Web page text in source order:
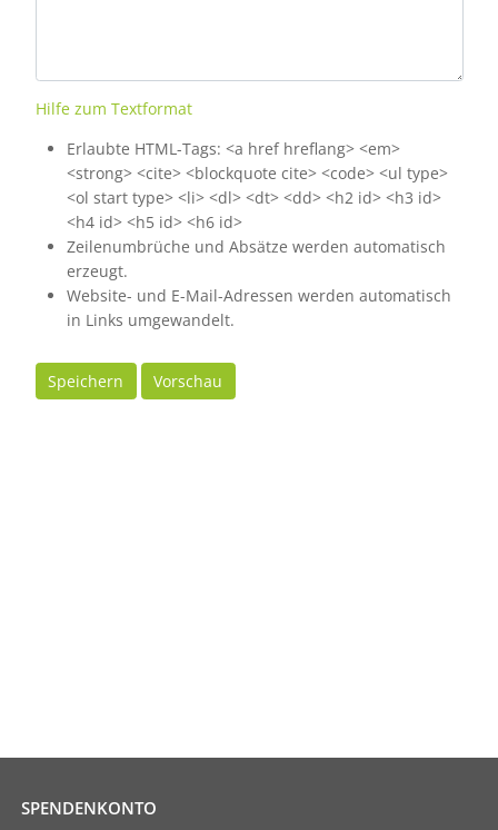
Hilfe zum Textformat
Erlaubte HTML-Tags: <a href hreflang> <em>
<strong> <cite> <blockquote cite> <code> <ul type>
<ol start type> <li> <dl> <dt> <dd> <h2 id> <h3 id>
<h4 id> <h5 id> <h6 id>
Zeilenumbrüche und Absätze werden automatisch
erzeugt.
Website- und E-Mail-Adressen werden automatisch
in Links umgewandelt.
Speichern Vorschau
SPENDENKONTO